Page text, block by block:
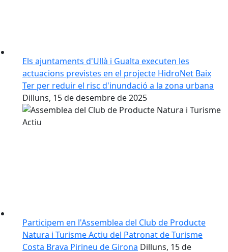
Els ajuntaments d'Ullà i Gualta executen les
actuacions previstes en el projecte HidroNet Baix
Ter per reduir el risc d'inundació a la zona urbana
Dilluns, 15 de desembre de 2025
Participem en l'Assemblea del Club de Producte
Natura i Turisme Actiu del Patronat de Turisme
Costa Brava Pirineu de Girona Dilluns, 15 de